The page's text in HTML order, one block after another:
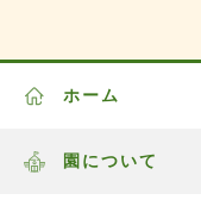
ホーム
園について